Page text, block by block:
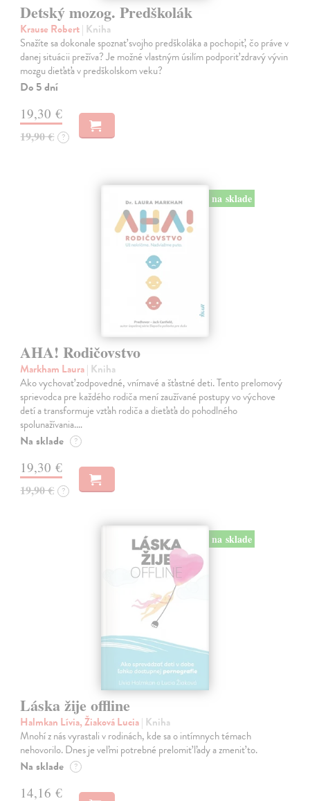
Detský mozog. Predškolák
Krause Robert| Kniha
Snažíte sa dokonale spoznať svojho predškoláka a pochopiť, čo práve v
danej situácii prežíva? Je možné vlastným úsilím podporiť zdravý vývin
mozgu dieťaťa v predškolskom veku?
Do 5 dní
19,30 €
19,90 € ?
na sklade
AHA! Rodičovstvo
Markham Laura| Kniha
Ako vychovať zodpovedné, vnímavé a šťastné deti. Tento prelomový
sprievodca pre každého rodiča mení zaužívané postupy vo výchove
detí a transformuje vzťah rodiča a dieťaťa do pohodlného
spolunažívania.…
Na sklade ?
19,30 €
19,90 € ?
na sklade
Láska žije offline
Halmkan Lívia, Žiaková Lucia| Kniha
Mnohí z nás vyrastali v rodinách, kde sa o intímnych témach
nehovorilo. Dnes je veľmi potrebné prelomiť ľady a zmeniť to.
Na sklade ?
14,16 €